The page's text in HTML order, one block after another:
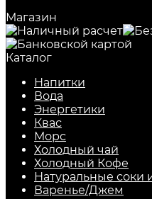
Магазин
Каталог
Напитки
Вода
Энергетики
Квас
Морс
Холодный чай
Холодный Кофе
Натуральные
Варенье/Джем